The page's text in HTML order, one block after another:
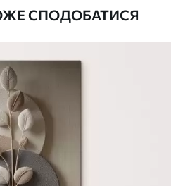
СПОДОБАТИСЯ